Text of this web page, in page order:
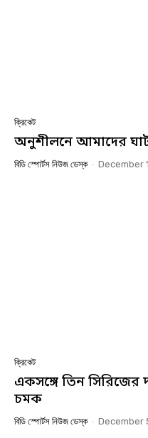
ক্রিকেট
অনুশীলনে আমাদের
বিডি স্পোর্টস নিউজ ডেস্ক - December
ক্রিকেট
একসঙ্গে তিন সিরিজের
চমক
বিডি স্পোর্টস নিউজ ডেস্ক - December